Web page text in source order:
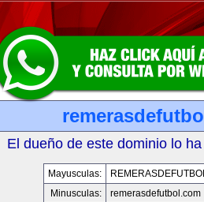
El dueño de este dominio lo
Mayusculas:
Minusculas:
remerasdefutbol.com